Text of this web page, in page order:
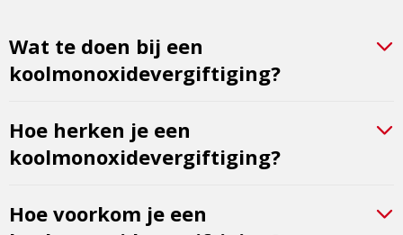
Wat te doen bij een
koolmonoxidevergiftiging?
Hoe herken je een
koolmonoxidevergiftiging?
Hoe voorkom je een